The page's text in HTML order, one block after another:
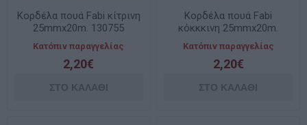
Κορδέλα πουά Fabi κίτρινη
25mmx20m. 130755
Κατόπιν παραγγελίας
2,20€
Κορδέλα πουά Fabi
κόκκκινη 25mmx20m.
Κατόπιν παραγγελίας
2,20€